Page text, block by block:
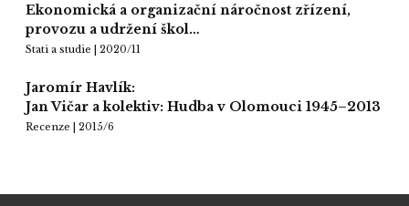
Ekonomická a organizační náročnost zřízení,
provozu a udržení škol…
Stati a studie | 2020/11
Jaromír Havlík:
Jan Vičar a kolektiv: Hudba v Olomouci 1945–2013
Recenze | 2015/6